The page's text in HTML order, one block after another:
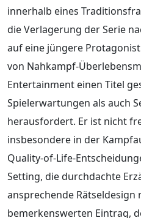
innerhalb eines
die Verlagerung der Serie
auf eine jüngere
von Nahkampf-
Entertainment einen Titel
Spielerwartungen als auch
herausfordert. Er ist nicht
insbesondere in der
Quality-of-Life-
Setting, die durchdachte
ansprechende Rätseldesign
bemerkenswerten Eintrag,